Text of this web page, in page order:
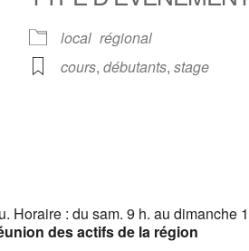
Google
local régional
cours, débutants, stage
Horaire : du sam. 9 h. au dimanche
des actifs de la région